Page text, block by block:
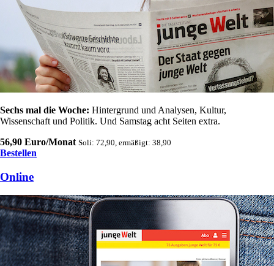
Sechs mal die Woche: Hintergrund und Analysen, Kultur,
Wissenschaft und Politik. Und Samstag acht Seiten extra.
56,90 Euro/Monat Soli: 72,90, ermäßigt: 38,90
Bestellen
Online